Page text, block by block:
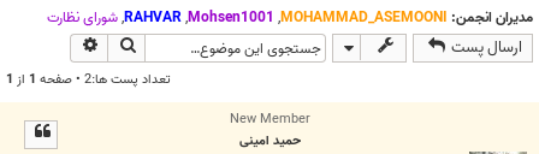
مدیران انجمن: MOHAMMAD_ASEMOONI
,
Mohsen1001
,
RAHVAR
,شوراي نظارت
ارسال پست جستجو
تعداد پست ها:2 • صفحه 1 از 1
New Member
حمید امینی